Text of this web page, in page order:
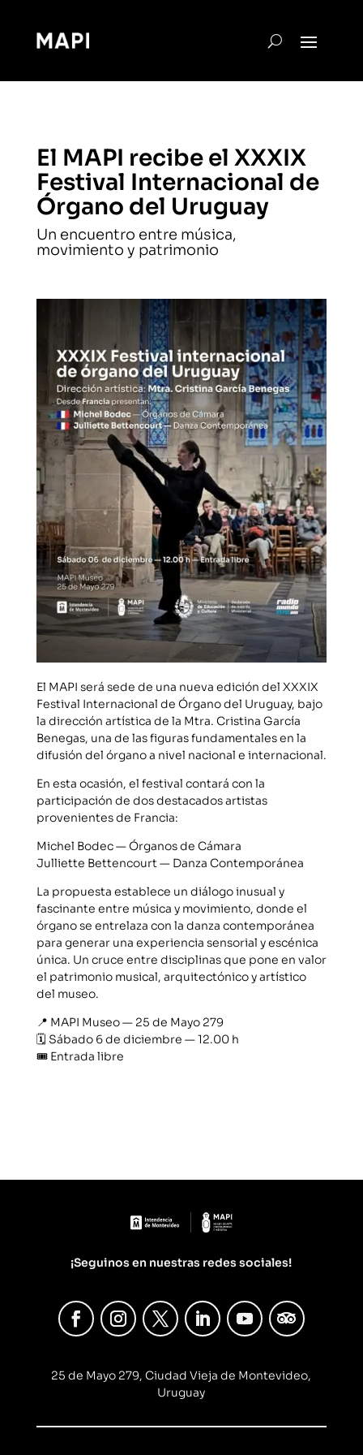
El MAPI recibe el XXXIX
Festival Internacional de
Órgano del Uruguay
Un encuentro entre música,
movimiento y patrimonio
El MAPI será sede de una nueva edición del XXXIX
Festival Internacional de Órgano del Uruguay, bajo
la dirección artística de la Mtra. Cristina García
Benegas, una de las figuras fundamentales en la
difusión del órgano a nivel nacional e internacional.
En esta ocasión, el festival contará con la
participación de dos destacados artistas
provenientes de Francia:
Michel Bodec — Órganos de Cámara
Julliette Bettencourt — Danza Contemporánea
La propuesta establece un diálogo inusual y
fascinante entre música y movimiento, donde el
órgano se entrelaza con la danza contemporánea
para generar una experiencia sensorial y escénica
única. Un cruce entre disciplinas que pone en valor
el patrimonio musical, arquitectónico y artístico
del museo.
📍 MAPI Museo — 25 de Mayo 279
🗓️ Sábado 6 de diciembre — 12.00 h
🎟️ Entrada libre
¡Seguinos en nuestras redes sociales!
25 de Mayo 279, Ciudad Vieja de Montevideo,
Uruguay